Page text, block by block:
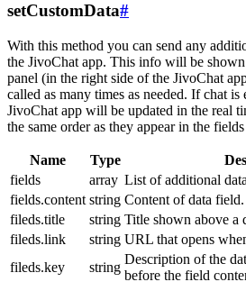
setCustomData#
With this method you can send any
the JivoChat app. This info will be
panel (in the right side of the JivoChat
called as many times as needed. If chat
JivoChat app will be updated in the real
the same order as they appear in the
Name Type
fields
array List of additional
fields.content string Content of data
fileds.title
string Title shown above a
fileds.link
string URL that opens
fileds.key
string
Description of the
before the field